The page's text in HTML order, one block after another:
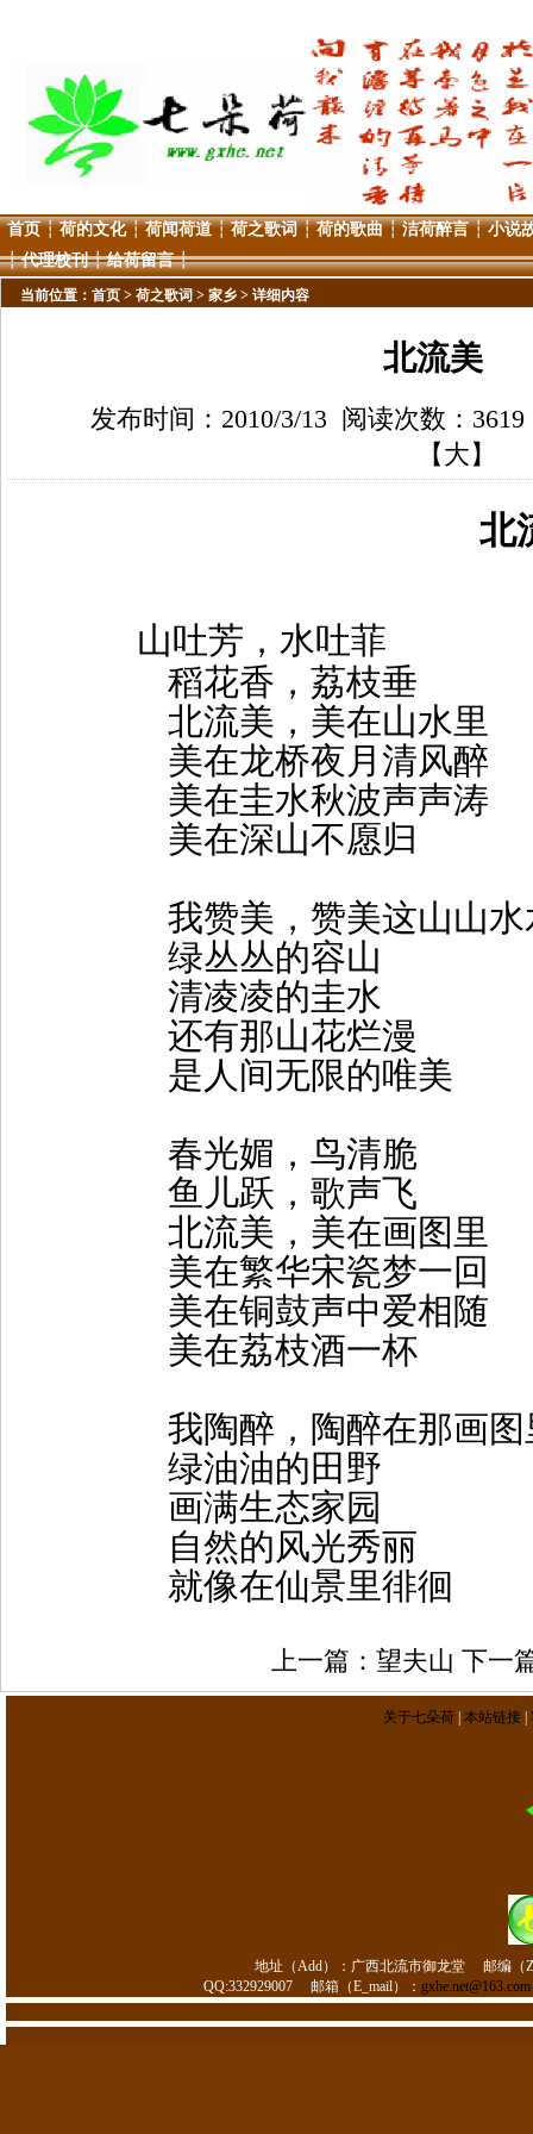
首页 ┆ 荷的文化 ┆ 荷闻荷道 ┆ 荷之歌词 ┆ 荷的歌曲 ┆ 洁荷醉言 ┆ 小说
┆ 代理校刊 ┆ 给荷留言 ┆
当前位置： 首页 > 荷之歌词 > 家乡 > 详细内容
北流美
发布时间：2010/3/13 阅读次数：
【大】
北
山吐芳，水吐菲
稻花香，荔枝垂
北流美，美在山水里
美在龙桥夜月清风醉
美在圭水秋波声声涛
美在深山不愿归
我赞美，赞美这山山水
绿丛丛的容山
清凌凌的圭水
还有那山花烂漫
是人间无限的唯美
春光媚，鸟清脆
鱼儿跃，歌声飞
北流美，美在画图里
美在繁华宋瓷梦一回
美在铜鼓声中爱相随
美在荔枝酒一杯
我陶醉，陶醉在那画图
绿油油的田野
画满生态家园
自然的风光秀丽
就像在仙景里徘徊
上一篇： 望夫山 下一
关于七朵荷 本站链接|
地址（Add）： 广西北流市御龙堂 邮编（
QQ:332929007 邮箱（E_mail）： gxhe.net@163.com